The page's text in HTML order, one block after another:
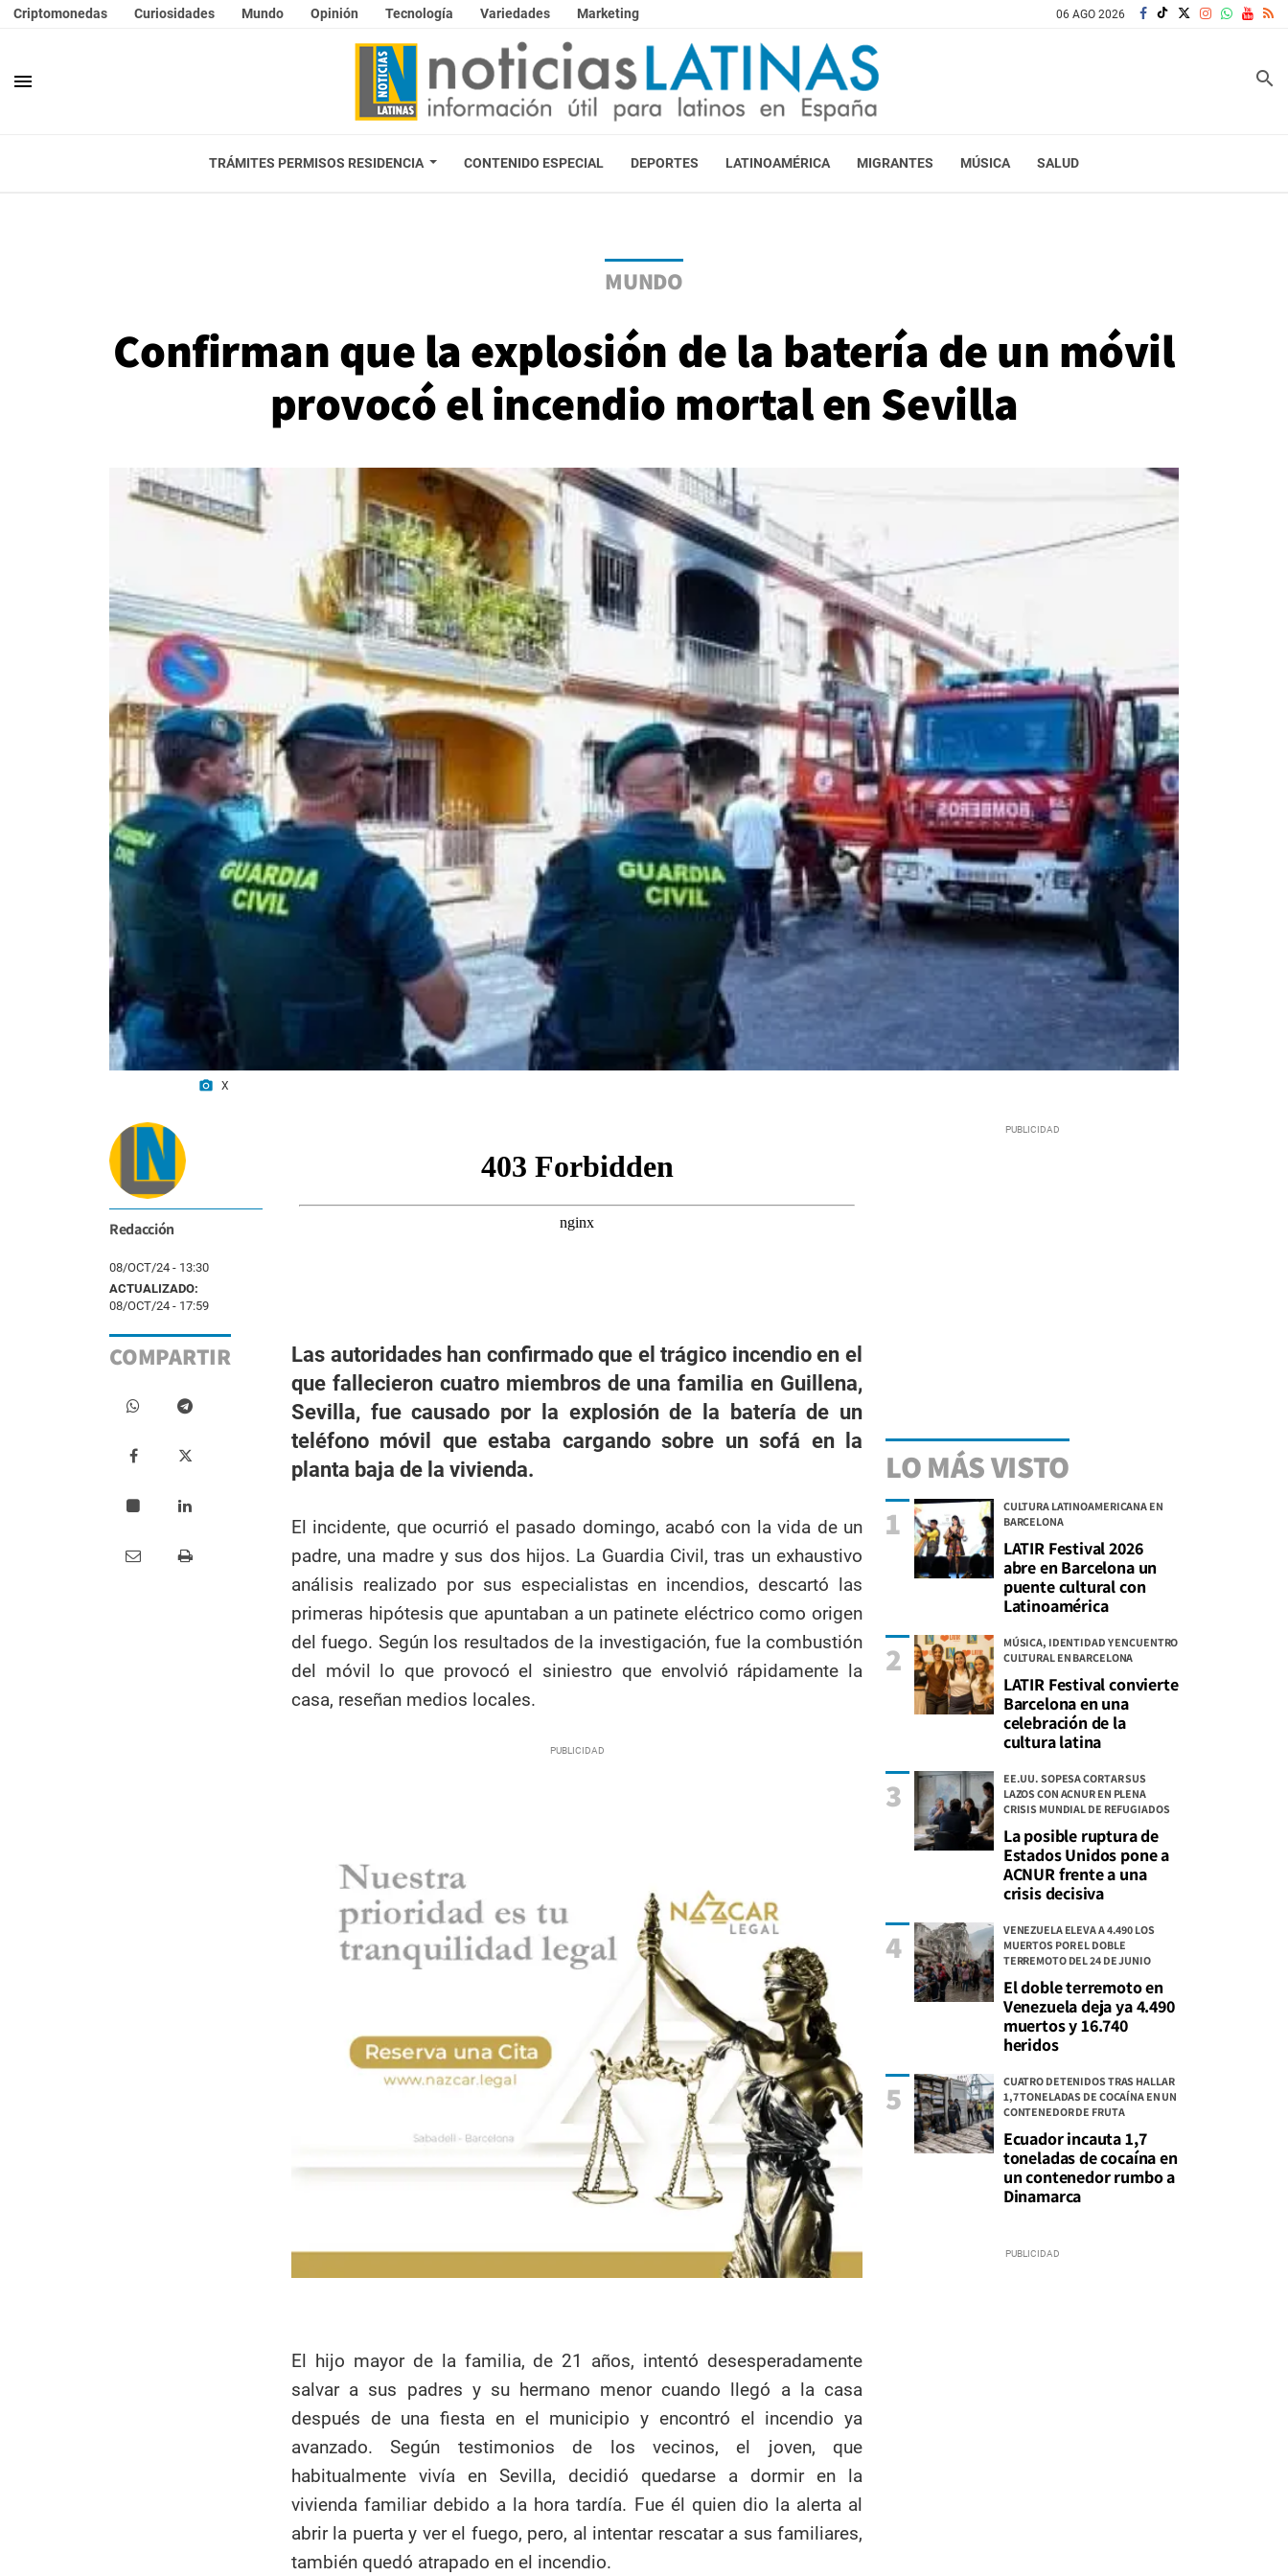
Criptomonedas Curiosidades Mundo Opinión Tecnología Variedades Marketing 06 AGO 2026
menu search
TRÁMITES PERMISOS RESIDENCIA CONTENIDO ESPECIAL DEPORTES LATINOAMÉRICA MIGRANTES MÚSICA SALUD
MUNDO
Confirman que la explosión de la batería de un móvil
provocó el incendio mortal en Sevilla
photo_camera X
Redacción
08/OCT/24 - 13:30
ACTUALIZADO:
08/OCT/24 - 17:59
COMPARTIR
Las autoridades han confirmado que el trágico incendio en el
que fallecieron cuatro miembros de una familia en Guillena,
Sevilla, fue causado por la explosión de la batería de un
teléfono móvil que estaba cargando sobre un sofá en la
planta baja de la vivienda.
El incidente, que ocurrió el pasado domingo, acabó con la vida de un
padre, una madre y sus dos hijos. La Guardia Civil, tras un exhaustivo
análisis realizado por sus especialistas en incendios, descartó las
primeras hipótesis que apuntaban a un patinete eléctrico como origen
del fuego. Según los resultados de la investigación, fue la combustión
del móvil lo que provocó el siniestro que envolvió rápidamente la
casa, reseñan medios locales.
El hijo mayor de la familia, de 21 años, intentó desesperadamente
salvar a sus padres y su hermano menor cuando llegó a la casa
después de una fiesta en el municipio y encontró el incendio ya
avanzado. Según testimonios de los vecinos, el joven, que
habitualmente vivía en Sevilla, decidió quedarse a dormir en la
vivienda familiar debido a la hora tardía. Fue él quien dio la alerta al
abrir la puerta y ver el fuego, pero, al intentar rescatar a sus familiares,
también quedó atrapado en el incendio.
LO MÁS VISTO
CULTURA LATINOAMERICANA EN
BARCELONA
LATIR Festival 2026
abre en Barcelona un
puente cultural con
Latinoamérica
1
MÚSICA, IDENTIDAD Y ENCUENTRO
CULTURAL EN BARCELONA
LATIR Festival convierte
Barcelona en una
celebración de la
cultura latina
2
EE.UU. SOPESA CORTAR SUS
LAZOS CON ACNUR EN PLENA
CRISIS MUNDIAL DE REFUGIADOS
La posible ruptura de
Estados Unidos pone a
ACNUR frente a una
crisis decisiva
3
VENEZUELA ELEVA A 4.490 LOS
MUERTOS POR EL DOBLE
TERREMOTO DEL 24 DE JUNIO
El doble terremoto en
Venezuela deja ya 4.490
muertos y 16.740
heridos
4
CUATRO DETENIDOS TRAS HALLAR
1,7 TONELADAS DE COCAÍNA EN UN
CONTENEDOR DE FRUTA
Ecuador incauta 1,7
toneladas de cocaína en
un contenedor rumbo a
Dinamarca
5